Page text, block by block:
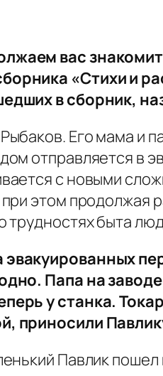
вас
«Стихи и
в сборник,
Его мама и
отправляется в
с новыми
этом продолжая
трудностях быта
эвакуированных
Папа на
у станка.
приносили
Павлик